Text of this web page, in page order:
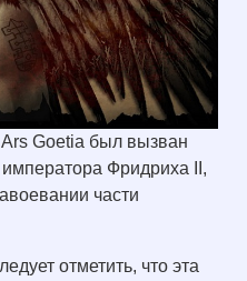
Ars Goetia был вызван
Фридриха II,
части
отметить, что эта